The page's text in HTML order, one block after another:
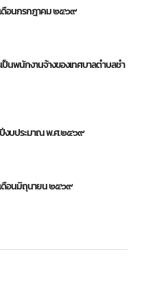
ดือนกรกฎาคม ๒๕๖๙
ป็นพนักงานจ้างของเทศบาลตำบลชำ
ปีงบประมาณ พ.ศ.๒๕๖๙
ดือนมิถุนายน ๒๕๖๙